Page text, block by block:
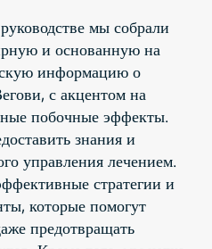
мы собрали
и основанную на
информацию о
с акцентом на
побочные эффекты.
знания и
управления лечением.
стратегии и
которые помогут
предотвращать